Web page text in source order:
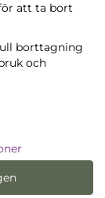
att ta bort
borttagning
och